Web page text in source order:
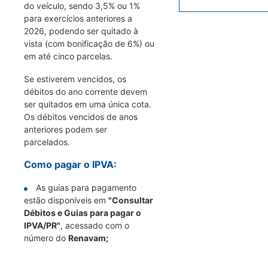
do veículo, sendo 3,5% ou 1%
para exercícios anteriores a
2026, podendo ser quitado à
vista (com bonificação de 6%) ou
em até cinco parcelas.
Se estiverem vencidos, os
débitos do ano corrente devem
ser quitados em uma única cota.
Os débitos vencidos de anos
anteriores podem ser
parcelados.
Como pagar o IPVA:
As guias para pagamento
estão disponíveis em "Consultar
Débitos e Guias para pagar o
IPVA/PR", acessado com o
número do Renavam;